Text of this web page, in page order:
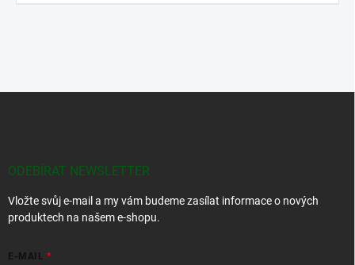
ODEBÍRAT NEWSLETTER
Vložte svůj e-mail a my vám budeme zasílat informace o nových
produktech na našem e-shopu.
E-MAIL